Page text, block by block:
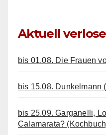
Aktuell
bis 01.08. Die Frauen
bis 15.08. Dunkelmann
bis 25.09. Garganelli,
Calamarata?